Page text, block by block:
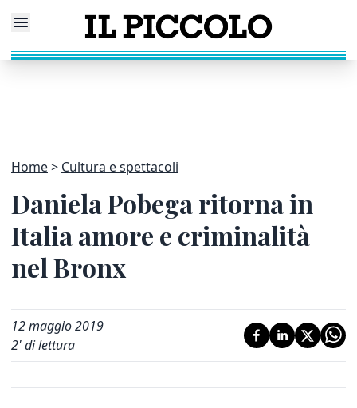
Home Cultura e spettacoli
Daniela Pobega ritorna in
Italia amore e criminalità
nel Bronx
12 maggio 2019
2' di lettura